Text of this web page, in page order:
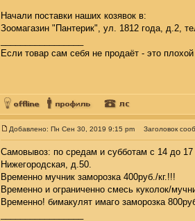
Начали поставки наших козявок в:
Зоомагазин "Пантерик", ул. 1812 года, д.2,
Если товар сам себя не продаёт - это
Добавлено: Пн Сен 30, 2019 9:15 pm Заголовок
Самовывоз: по средам и субботам с 14 до
Нижегородская, д.50.
Временно мучник заморозка 400руб./кг.!!!
Временно и ограниченно смесь куколок/
Временно! бимакулят имаго заморозка